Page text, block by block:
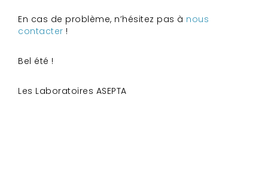
En cas de problème, n’hésitez pas à nous
contacter !
Bel été !
Les Laboratoires ASEPTA